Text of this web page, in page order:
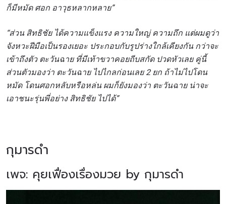
ก็มีหมัด ศอก อาวุธหลากหลาย”
“ส่วน สิทธิชัย ได้ความแข็งแรง ความใหญ่ ความถึก แต่ผมดูว่า
จังหวะฝีมือเป็นรองเยอะ ประกอบกับรูปร่างใกล้เคียงกัน กว่าจะ
เข้าถึงตัว ตะวันฉาย ที่มีเท้าขวาคอยถีบสกัด ปวดหัวเลย คู่นี้
ส่วนตัวมองว่า ตะวันฉาย ไปไกลก่อนเลย 2 ยก ถ้าไม่ไปโดน
หมัด โดนศอกหลับหรือหล่น ผมก็ยังมองว่า ตะวันฉาย น่าจะ
เอาชนะรุ่นพี่อย่าง สิทธิชัย ไปได้”
กุมารดำ
เพจ: คุยเฟื่องเรื่องมวย by กุมารดำ